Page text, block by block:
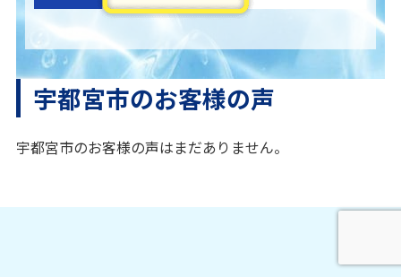
宇都宮市のお客様の声
宇都宮市のお客様の声はまだありません。